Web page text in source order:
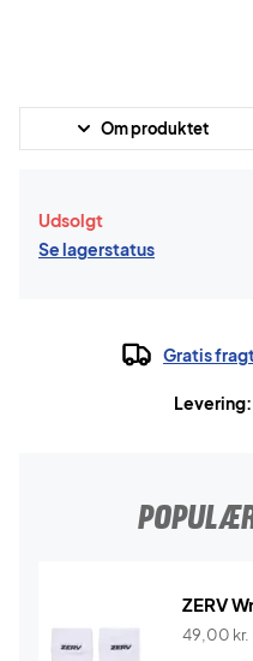
Om produktet
Udsolgt
Se lagerstatus
Gratis
ZERV
49,00 kr.